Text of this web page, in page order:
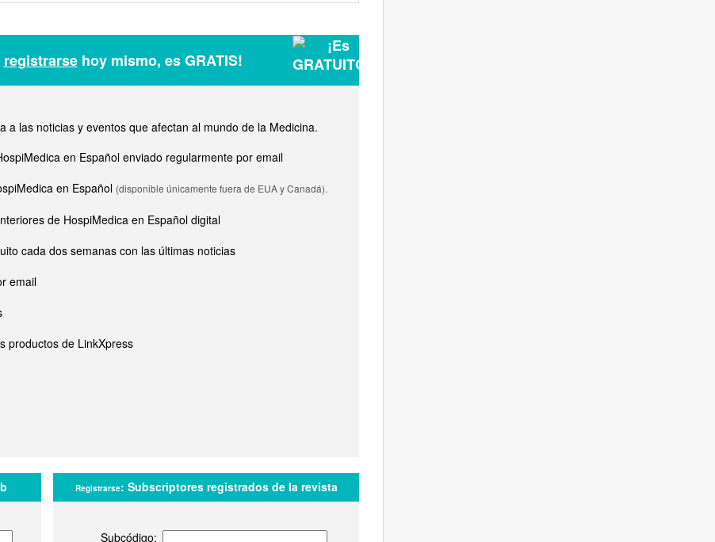
registrarsehoy mismo, es GRATIS!
a las noticias y eventos que afectan al mundo de la Medicina.
en Español enviado regularmente por email
en Español (disponible únicamente fuera de EUA y Canadá).
de HospiMedica en Español digital
cada dos semanas con las últimas noticias
email
productos de LinkXpress
Registrarse: Subscriptores registrados de la revista
Subcódigo: